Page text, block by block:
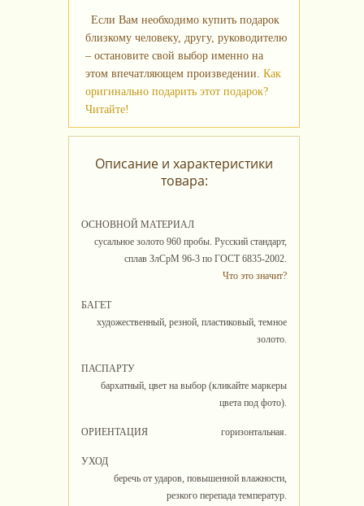
Если Вам необходимо купить подарок
близкому человеку, другу, руководителю
– остановите свой выбор именно на
этом впечатляющем произведении. Как
оригинально подарить этот подарок?
Читайте!
Описание и характеристики
товара:
ОСНОВНОЙ МАТЕРИАЛ
сусальное золото 960 пробы. Русский стандарт,
сплав ЗлСрМ 96-3 по ГОСТ 6835-2002.
Что это значит?
БАГЕТ
художественный, резной, пластиковый, темное
золото.
ПАСПАРТУ
бархатный, цвет на выбор (кликайте маркеры
цвета под фото).
ОРИЕНТАЦИЯ горизонтальная.
УХОД
беречь от ударов, повышенной влажности,
резкого перепада температур.